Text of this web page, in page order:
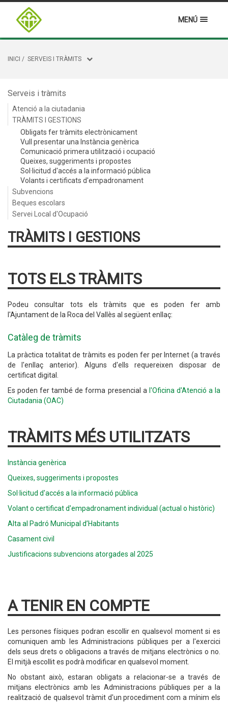
MENÚ
INICI / SERVEIS I TRÀMITS
Serveis i tràmits
Atenció a la ciutadania
TRÀMITS I GESTIONS
Obligats fer tràmits electrònicament
Vull presentar una Instància genèrica
Comunicació primera utilització i ocupació
Queixes, suggeriments i propostes
Sol·licitud d'accés a la informació pública
Volants i certificats d'empadronament
Subvencions
Beques escolars
Servei Local d'Ocupació
TRÀMITS I GESTIONS
TOTS ELS TRÀMITS
Podeu consultar tots els tràmits que es poden fer amb
l'Ajuntament de la Roca del Vallès al següent enllaç:
Catàleg de tràmits
La pràctica totalitat de tràmits es poden fer per Internet (a través
de l'enllaç anterior). Alguns d'ells requereixen disposar de
certificat digital.
Es poden fer també de forma presencial a l'Oficina d'Atenció a la
Ciutadania (OAC)
TRÀMITS MÉS UTILITZATS
Instància genèrica
Queixes, suggeriments i propostes
Sol·licitud d'accés a la informació pública
Volant o certificat d'empadronament individual (actual o històric)
Alta al Padró Municipal d’Habitants
Casament civil
Justificacions subvencions atorgades al 2025
A TENIR EN COMPTE
Les persones físiques podran escollir en qualsevol moment si es
comuniquen amb les Administracions públiques per a l'exercici
dels seus drets o obligacions a través de mitjans electrònics o no.
El mitjà escollit es podrà modificar en qualsevol moment.
No obstant això, estaran obligats a relacionar-se a través de
mitjans electrònics amb les Administracions públiques per a la
realització de qualsevol tràmit d'un procediment com a mínim els